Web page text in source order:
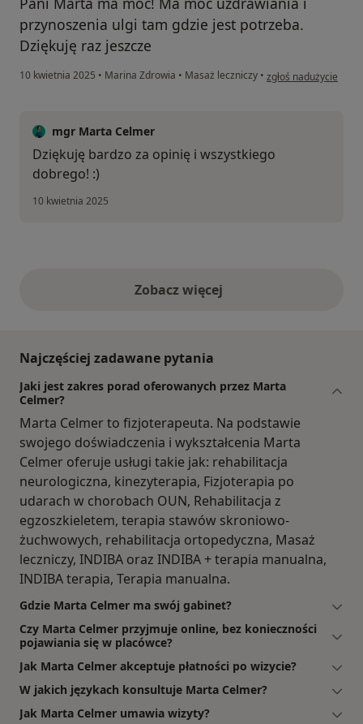
przynoszenia ulgi tam gdzie jest potrzeba.
Dziękuję raz jeszcze
10 kwietnia 2025 • Marina Zdrowia • Masaż leczniczy • w opinii użytkownika
zgłoś nadużycie
mgr Marta Celmer
Dziękuję bardzo za opinię i wszystkiego
dobrego! :)
10 kwietnia 2025
Zobacz więcejopinie powyżej
Najczęściej zadawane pytania
Jaki jest zakres porad oferowanych przez Marta
Celmer?
Marta Celmer to fizjoterapeuta. Na podstawie
swojego doświadczenia i wykształcenia Marta
Celmer oferuje usługi takie jak: rehabilitacja
neurologiczna, kinezyterapia, Fizjoterapia po
udarach w chorobach OUN, Rehabilitacja z
egzoszkieletem, terapia stawów skroniowo-
żuchwowych, rehabilitacja ortopedyczna, Masaż
leczniczy, INDIBA oraz INDIBA + terapia manualna,
INDIBA terapia, Terapia manualna.
Gdzie Marta Celmer ma swój gabinet?
Czy Marta Celmer przyjmuje online, bez konieczności
pojawiania się w placówce?
Jak Marta Celmer akceptuje płatności po wizycie?
W jakich językach konsultuje Marta Celmer?
Jak Marta Celmer umawia wizyty?